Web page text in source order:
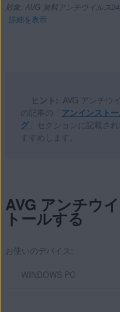
詳細を表示
AVG アンチウイルス20.x
AVG アンチウイルス
32 / 64 ビット
Microsoft Windows 8.1 /
Microsoft Windows 7
Convenient Rollup Update
ヒント: AVG アンチウ
の記事の「 アンインスト
グ」セクションに記載さ
すすめします。
AVG アンチウ
トールする
お使いのデバイス:
WINDOWS PC